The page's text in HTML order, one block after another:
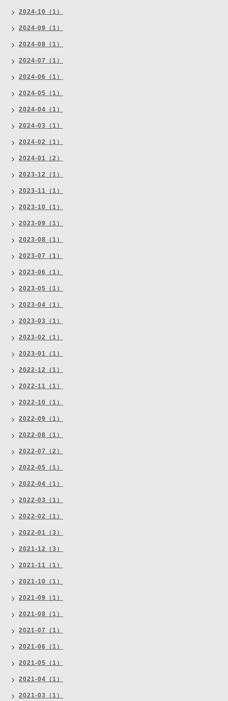
2024-10（1）
2024-09（1）
2024-08（1）
2024-07（1）
2024-06（1）
2024-05（1）
2024-04（1）
2024-03（1）
2024-02（1）
2024-01（2）
2023-12（1）
2023-11（1）
2023-10（1）
2023-09（1）
2023-08（1）
2023-07（1）
2023-06（1）
2023-05（1）
2023-04（1）
2023-03（1）
2023-02（1）
2023-01（1）
2022-12（1）
2022-11（1）
2022-10（1）
2022-09（1）
2022-08（1）
2022-07（2）
2022-05（1）
2022-04（1）
2022-03（1）
2022-02（1）
2022-01（3）
2021-12（3）
2021-11（1）
2021-10（1）
2021-09（1）
2021-08（1）
2021-07（1）
2021-06（1）
2021-05（1）
2021-04（1）
2021-03（1）